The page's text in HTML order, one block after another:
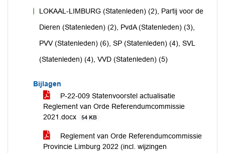
LOKAAL-LIMBURG (Statenleden) (2), Partij voor de
Dieren (Statenleden) (2), PvdA (Statenleden) (3),
PVV (Statenleden) (6), SP (Statenleden) (4), SVL
(Statenleden) (4), VVD (Statenleden) (5)
Bijlagen
P-22-009 Statenvoorstel actualisatie
Reglement van Orde Referendumcommissie
2021.docx
54 KB
Reglement van Orde Referendumcommissie
Provincie Limburg 2022 (incl. wijzingen